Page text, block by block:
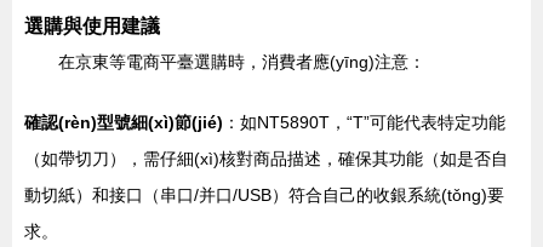
選購與使用建議
在京東等電商平臺選購時，消費者應(yīng)注意：
確認(rèn)型號細(xì)節(jié) ：如NT5890T，“T”可能代表特定功能
（如帶切刀），需仔細(xì)核對商品描述，確保其功能（如是否自
動切紙）和接口（串口/并口/USB）符合自己的收銀系統(tǒng)要
求。